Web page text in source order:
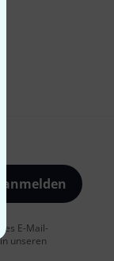
anmelden
E-Mail-
unseren